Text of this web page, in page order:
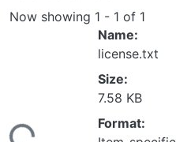
Now showing 1 - 1 of 1
Name:
license.txt
Size:
7.58 KB
Format: